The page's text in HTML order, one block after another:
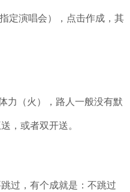
定演唱会），点击作成，其
力（火），路人一般没有默
，或者双开送。
过，有个成就是：不跳过